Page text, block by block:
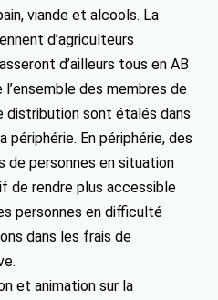
viande et alcools. La
d’agriculteurs
d’ailleurs tous en AB
des membres de
distribution sont étalés dans
En périphérie, des
de personnes en situation
de rendre plus accessible
personnes en difficulté
dans les frais de
et animation sur la